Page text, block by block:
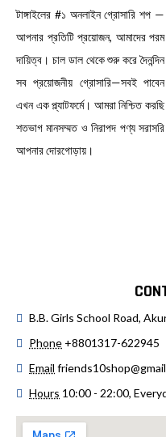
টাঙ্গাইলের #১ অনলাইন গ্রোসারি শপ —
আপনার প্রতিটি প্রয়োজন, আমাদের পরম
দায়িত্ব। চাল ডাল থেকে শুরু করে দৈনন্দিন
সব প্রয়োজনীয় গ্রোসারি—সবই পাবেন
এখন এক প্ল্যাটফর্মে। আমরা নিশ্চিত করছি
শতভাগ মানসম্মত ও নিরাপদ পণ্য সরাসরি
আপনার দোরগোড়ায়।
B.B. Girls School Road,
Phone +8801317-622945
Email
Hours 10:00 - 22:00,